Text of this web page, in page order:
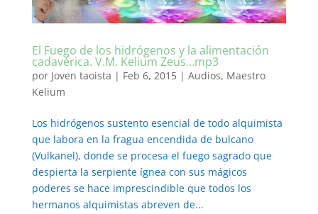
El Fuego de los hidrógenos y la alimentación
cadavérica. V.M. Kelium Zeus…mp3
por Joven taoista | Feb 6, 2015| Audios, Maestro
Kelium
Los hidrógenos sustento esencial de todo alquimista
que labora en la fragua encendida de bulcano
(Vulkanel), donde se procesa el fuego sagrado que
despierta la serpiente ígnea con sus mágicos
poderes se hace imprescindible que todos los
hermanos alquimistas abreven de...